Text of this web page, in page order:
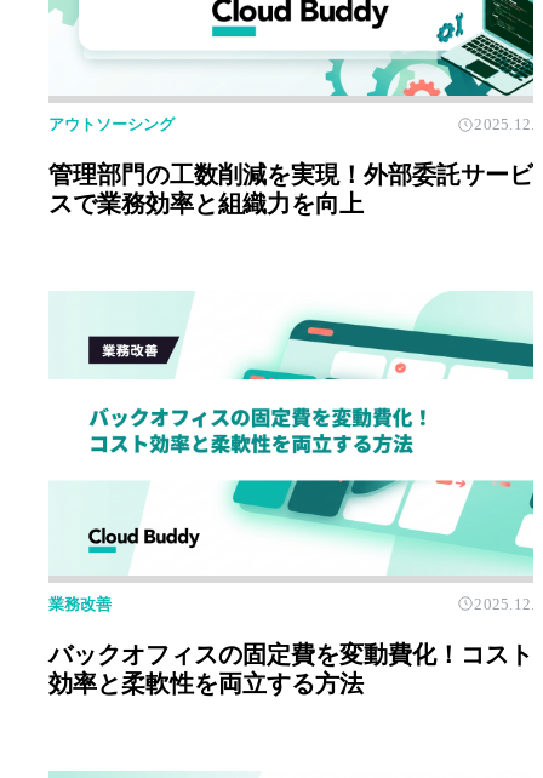
アウトソーシング
管理部門の工数削減を実現！外部委託サービ
スで業務効率と組織力を向上
業務改善
バックオフィスの固定費を変動費化！コスト
効率と柔軟性を両立する方法